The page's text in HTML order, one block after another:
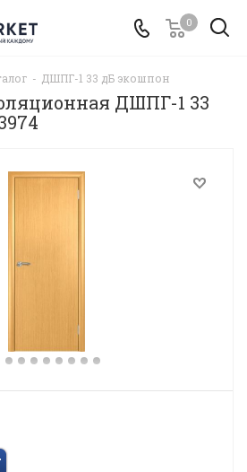
0
- ДШПГ-1 33 дБ экошпон
ДШПГ-1 33